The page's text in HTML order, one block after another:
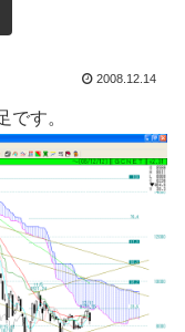
2008.12.14
です。